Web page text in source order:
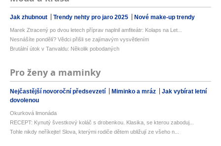
Jak zhubnout Trendy nehty pro jaro 2025 Nové make-up trendy
Marek Ztracený po dvou letech příprav naplnil amfiteátr: Kolaps na Let...
Nesnášíte pondělí? Vědci přišli se zajímavým vysvětlením
Brutální útok v Tanvaldu: Několik pobodaných
Pro ženy a maminky
Nejčastější novoroční předsevzetí Miminko a mráz
Jak vybírat letní
dovolenou
Okurková limonáda
RECEPT: Kynutý švestkový koláč s drobenkou. Klasika, se kterou zaboduj...
Tohle nikdy neříkejte! Slova, kterými rodiče dětem ubližují ze všeho n...